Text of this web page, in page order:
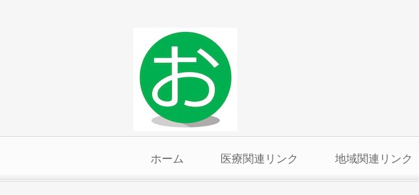
ホーム 医療関連リンク 地域関連リンク